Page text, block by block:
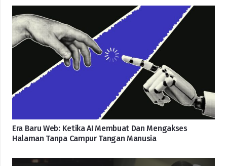
Era Baru Web: Ketika AI Membuat Dan Mengakses
Halaman Tanpa Campur Tangan Manusia